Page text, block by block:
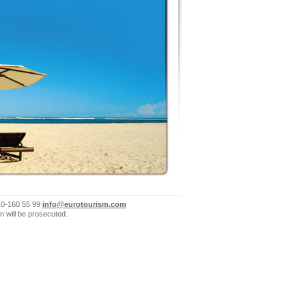
160 55 99 info@eurotourism.com
will be prosecuted.